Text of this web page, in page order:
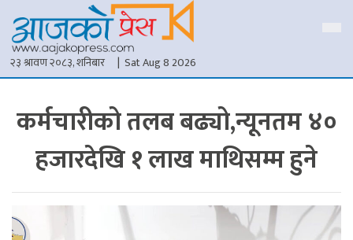
२३ श्रावण २०८३, शनिबार | Sat Aug 8 2026
कर्मचारीको तलब बढ्यो,न्यूनतम ४०
हजारदेखि १ लाख माथिसम्म हुने